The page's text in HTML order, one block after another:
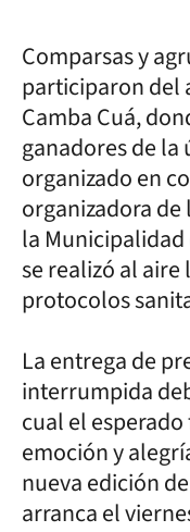
Comparsas y
participaron del
Camba Cuá,
ganadores de
organizado en
organizadora de
la
se realizó al
protocolos
La entrega de
interrumpida
cual el
emoción y
nueva edición
arranca el